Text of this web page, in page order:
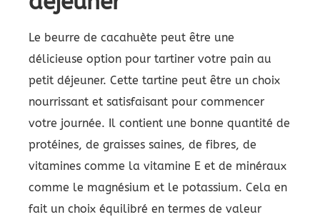
Le beurre de cacahuète peut être une
délicieuse option pour tartiner votre pain au
petit déjeuner. Cette tartine peut être un choix
nourrissant et satisfaisant pour commencer
votre journée. Il contient une bonne quantité de
protéines, de graisses saines, de fibres, de
vitamines comme la vitamine E et de minéraux
comme le magnésium et le potassium. Cela en
fait un choix équilibré en termes de valeur